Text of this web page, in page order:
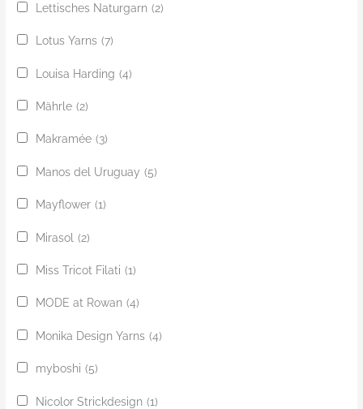
Lettisches Naturgarn (2)
Lotus Yarns (7)
Louisa Harding (4)
Mährle (2)
Makramée (3)
Manos del Uruguay (5)
Mayflower (1)
Mirasol (2)
Miss Tricot Filati (1)
MODE at Rowan (4)
Monika Design Yarns (4)
myboshi (5)
Nicolor Strickdesign (1)